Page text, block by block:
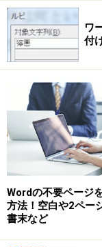
ワ
付
Wordの不要ページ
方法！空白や2ペー
書末など